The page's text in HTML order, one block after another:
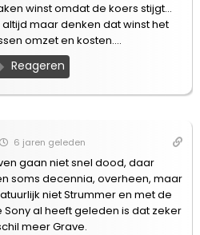
winst omdat de koers stijgt…
altijd maar denken dat winst het
omzet en kosten….
Reageren
6 jaren geleden
gaan niet snel dood, daar
soms decennia, overheen, maar
niet Strummer en met de
Sony al heeft geleden is dat zeker
meer Grave.